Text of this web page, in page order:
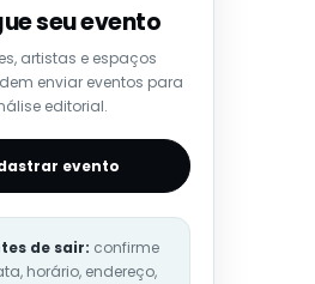
seu evento
artistas e espaços
enviar eventos para
editorial.
evento
de sair: confirme
horário, endereço,